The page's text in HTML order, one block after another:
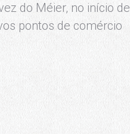
do Méier, no início de
pontos de comércio